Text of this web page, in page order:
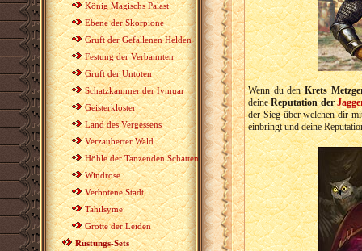
König Magischs Palast
Ebene der Skorpione
Gruft der Gefallenen Helden
Festung der Verbannten
Gruft der Untoten
Schatzkammer der Ivmuar
Geisterkloster
Land des Vergessens
Verzauberter Wald
Höhle der Tanzenden Schatten
Windrose
Verbotene Stadt
Tahilsyme
Grotte der Leiden
Rüstungs-Sets
Wenn du denKrets
deineReputation der
der Sieg über welchen dir
einbringt und deine